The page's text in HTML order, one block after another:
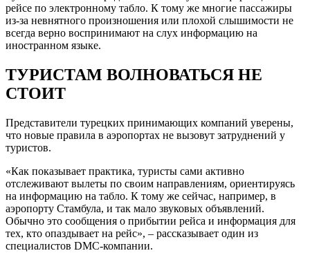
рейсе по электронному табло. К тому же многие пассажиры
из-за невнятного произношения или плохой слышимости не
всегда верно воспринимают на слух информацию на
иностранном языке.
ТУРИСТАМ ВОЛНОВАТЬСЯ НЕ
СТОИТ
Представители турецких принимающих компаний уверены,
что новые правила в аэропортах не вызовут затруднений у
туристов.
«Как показывает практика, туристы сами активно
отслеживают вылеты по своим направлениям, ориентируясь
на информацию на табло. К тому же сейчас, например, в
аэропорту Стамбула, и так мало звуковых объявлений.
Обычно это сообщения о прибытии рейса и информация для
тех, кто опаздывает на рейс», – рассказывает один из
специалистов DMC-компании.